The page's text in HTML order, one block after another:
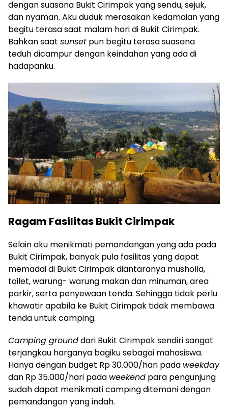
dengan suasana Bukit Cirimpak yang sendu, sejuk,
dan nyaman. Aku duduk merasakan kedamaian yang
begitu terasa saat malam hari di Bukit Cirimpak.
Bahkan saat sunset pun begitu terasa suasana
teduh dicampur dengan keindahan yang ada di
hadapanku.
Ragam Fasilitas Bukit Cirimpak
Selain aku menikmati pemandangan yang ada pada
Bukit Cirimpak, banyak pula fasilitas yang dapat
memadai di Bukit Cirimpak diantaranya musholla,
toilet, warung- warung makan dan minuman, area
parkir, serta penyewaan tenda. Sehingga tidak perlu
khawatir apabila ke Bukit Cirimpak tidak membawa
tenda untuk camping.
Camping grounddari Bukit Cirimpak sendiri sangat
terjangkau harganya bagiku sebagai mahasiswa.
Hanya dengan budget Rp 30.000/hari pada weekday
dan Rp 35.000/hari pada weekend para pengunjung
sudah dapat menikmati camping ditemani dengan
pemandangan yang indah.